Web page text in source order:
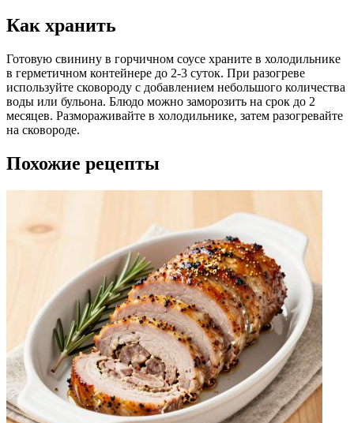
Как хранить
Готовую свинину в горчичном соусе храните в холодильнике
в герметичном контейнере до 2-3 суток. При разогреве
используйте сковороду с добавлением небольшого количества
воды или бульона. Блюдо можно заморозить на срок до 2
месяцев. Размораживайте в холодильнике, затем разогревайте
на сковороде.
Похожие рецепты